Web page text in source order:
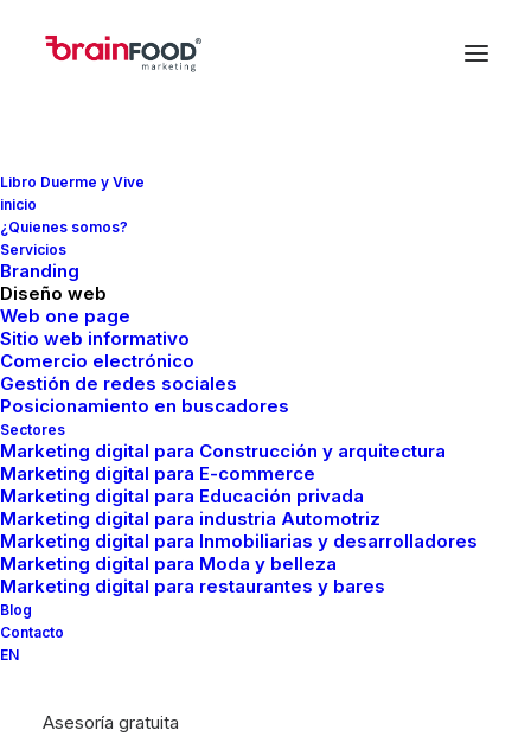
Libro Duerme y Vive
inicio
¿Quienes somos?
Servicios
Branding
Diseño web
Web one page
Sitio web informativo
Comercio electrónico
Gestión de redes sociales
Posicionamiento en buscadores
Sectores
Marketing digital para Construcción y arquitectura
Marketing digital para E-commerce
Marketing digital para Educación privada
Marketing digital para industria Automotriz
Marketing digital para Inmobiliarias y desarrolladores
Marketing digital para Moda y belleza
Marketing digital para restaurantes y bares
Blog
Contacto
EN
Asesoría gratuita
Las mejores prácticas
SEM y SEO
FMCreador